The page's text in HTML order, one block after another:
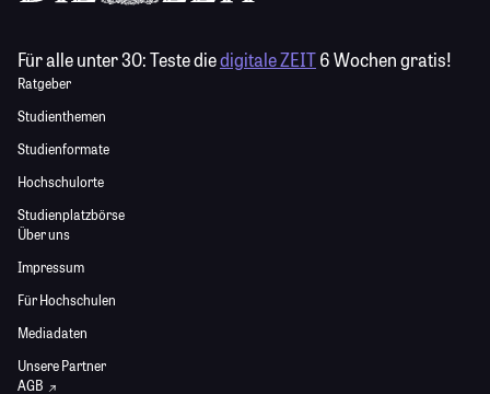
Für alle unter 30:Teste diedigitale ZEIT6 Wochen gratis!
Ratgeber
Studienthemen
Studienformate
Hochschulorte
Studienplatzbörse
Über uns
Impressum
Für Hochschulen
Mediadaten
Unsere Partner
AGB